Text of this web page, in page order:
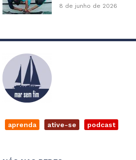
8 de junho de 2026
aprenda ative-se podcast